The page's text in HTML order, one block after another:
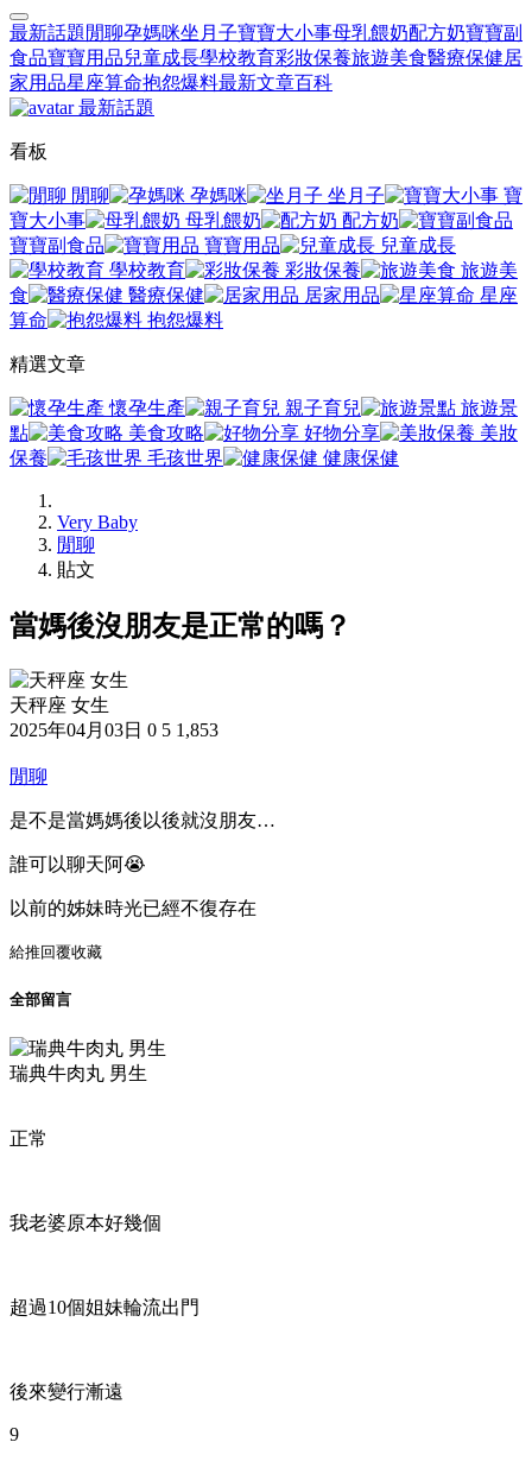
最新話題 閒聊孕媽咪坐月子寶寶大小事母乳餵奶配方奶寶寶副
食品寶寶用品兒童成長學校教育彩妝保養旅遊美食醫療保健居
家用品星座算命抱怨爆料最新文章百科
最新話題
看板
閒聊 孕媽咪 坐月子
寶
寶大小事
母乳餵奶
配方奶
寶寶副食品
寶寶用品
兒童成長
學校教育
彩妝保養
旅遊美
食
醫療保健 居家用品
星座
算命
抱怨爆料
精選文章
懷孕生產 親子育兒
旅遊景
點
美食攻略 好物分享
美妝
保養
毛孩世界 健康保健
Very Baby
閒聊
貼文
當媽後沒朋友是正常的嗎？
天秤座 女生
2025年04月03日 0 5 1,853
閒聊
是不是當媽媽後以後就沒朋友…
誰可以聊天阿😭
以前的姊妹時光已經不復存在
給推回覆收藏
全部留言
瑞典牛肉丸 男生
正常
我老婆原本好幾個
超過10個姐妹輪流出門
後來變行漸遠
9